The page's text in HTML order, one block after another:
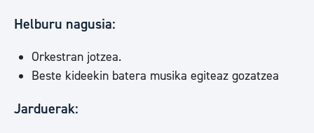
Helburu nagusia:
Orkestran jotzea.
Beste kideekin batera musika egiteaz gozatzea
Jarduerak: